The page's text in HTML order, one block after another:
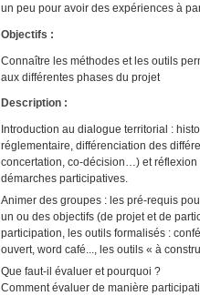
un peu pour avoir des expériences à
Objectifs :
Connaître les méthodes et les outils
aux différentes phases du projet
Description :
Introduction au dialogue territorial :
réglementaire, différenciation des
concertation, co-décision…) et
démarches participatives.
Animer des groupes : les pré-requis
un ou des objectifs (de projet et de
participation, les outils formalisés :
ouvert, word café..., les outils « à
Que faut-il évaluer et pourquoi ?
Comment évaluer de manière